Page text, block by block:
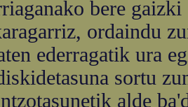
bere
ordaindu
ederragatik ura
sortu
alde